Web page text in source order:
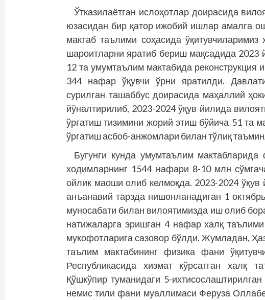
Ўтказилаётган ислоҳотлар доирасида
юзасидан бир қатор ижобий ишлар амалга
мактаб таълими соҳасида
шароитларни яратиб бериш мақсадида 2023
12 та умумтаълим мактабида
344 нафар ўқувчи ўрни яратилди.
сурилган ташаббус доирасида маҳаллий
йўналтирилиб, 2023-2024 ўқув йилида
ўргатиш тизимини жорий этиш бўйича 51 та
ўргатиш асбоб-анжомлари билан тўлиқ
Бугунги кунда умумтаълим
ходимларнинг 1544 нафари 8-10 млн
ойлик маоши олиб келмоқда. 2023-2024 ўқув
анъанавий тарзда нишонланадиган 1
муносабати билан вилоятимизда иш олиб
натижаларга эришган 4 нафар халқ
мукофотларига сазовор бўлди. Жумладан,
таълим мактабининг физика фани
Республикасида хизмат кўрсатган халқ
Қўшкўпир туманидаги 5-
немис тили фани муаллимаси Феруза